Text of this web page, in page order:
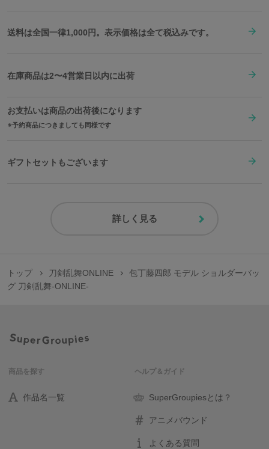
送料は全国一律1,000円。表示価格は全て税込みです。
在庫商品は2〜4営業日以内に出荷
お支払いは商品の出荷後になります
予約商品につきましても同様です
ギフトセットもございます
詳しく見る
トップ 刀剣乱舞ONLINE
包丁藤四郎 モデル ショルダーバッ
グ 刀剣乱舞-ONLINE-
商品を探す
作品名一覧
ヘルプ＆ガイド
SuperGroupiesとは？
アニメバウンド
よくある質問